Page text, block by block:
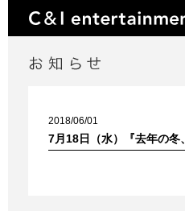
2018/06/01
7月18日（水）『去年の